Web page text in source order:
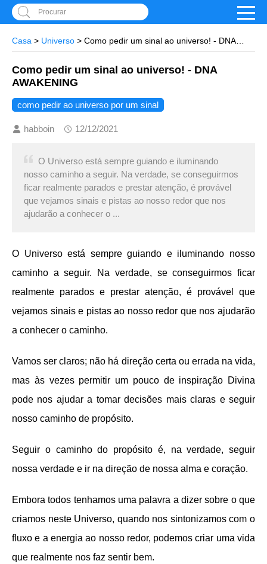
Procurar
Casa > Universo
AWAKENING
Como pedir um sinal ao universo! - DNA
AWAKENING
como pedir ao universo por um sinal
habboin 12/12/2021
O Universo está sempre guiando e iluminando
nosso caminho a seguir. Na verdade, se conseguirmos
ficar realmente parados e prestar atenção, é provável
que vejamos sinais e pistas ao nosso redor que nos
ajudarão a conhecer o ...
O Universo está sempre guiando e iluminando nosso
caminho a seguir. Na verdade, se conseguirmos ficar
realmente parados e prestar atenção, é provável que
vejamos sinais e pistas ao nosso redor que nos ajudarão
a conhecer o caminho.
Vamos ser claros; não há direção certa ou errada na vida,
mas às vezes permitir um pouco de inspiração Divina
pode nos ajudar a tomar decisões mais claras e seguir
nosso caminho de propósito.
Seguir o caminho do propósito é, na verdade, seguir
nossa verdade e ir na direção de nossa alma e coração.
Embora todos tenhamos uma palavra a dizer sobre o que
criamos neste Universo, quando nos sintonizamos com o
fluxo e a energia ao nosso redor, podemos criar uma vida
que realmente nos faz sentir bem.